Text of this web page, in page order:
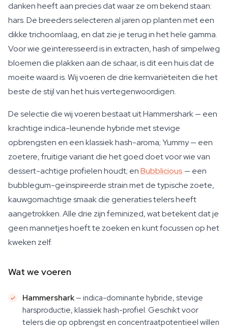
danken heeft aan precies dat waar ze om bekend staan:
hars. De breeders selecteren al jaren op planten met een
dikke trichoomlaag, en dat zie je terug in het hele gamma.
Voor wie geïnteresseerd is in extracten, hash of simpelweg
bloemen die plakken aan de schaar, is dit een huis dat de
moeite waard is. Wij voeren de drie kernvariëteiten die het
beste de stijl van het huis vertegenwoordigen.
De selectie die wij voeren bestaat uit Hammershark — een
krachtige indica-leunende hybride met stevige
opbrengsten en een klassiek hash-aroma; Yummy — een
zoetere, fruitige variant die het goed doet voor wie van
dessert-achtige profielen houdt; enBubblicious — een
bubblegum-geïnspireerde strain met de typische zoete,
kauwgomachtige smaak die generaties telers heeft
aangetrokken. Alle drie zijn feminized, wat betekent dat je
geen mannetjes hoeft te zoeken en kunt focussen op het
kweken zelf.
Wat we voeren
Hammershark— indica-dominante hybride, stevige
harsproductie, klassiek hash-profiel. Geschikt voor
telers die op opbrengst en concentraatpotentieel willen